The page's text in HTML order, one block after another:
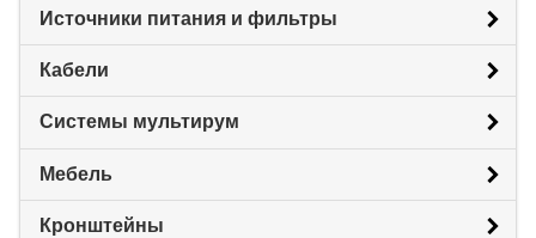
Источники питания и фильтры
Кабели
Системы мультирум
Мебель
Кронштейны